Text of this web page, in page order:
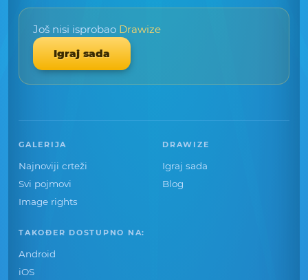
Još nisi isprobao Drawize
Igraj sada
GALERIJA
Najnoviji crteži
Svi pojmovi
Image rights
DRAWIZE
Igraj sada
Blog
TAKOĐER DOSTUPNO NA:
Android
iOS